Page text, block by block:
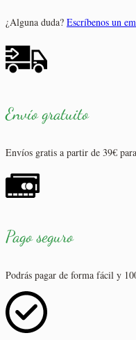
¿Alguna duda? Escríbenos un
Envío gratuito
Envíos gratis a partir de 39€
Pago seguro
Podrás pagar de forma fácil y